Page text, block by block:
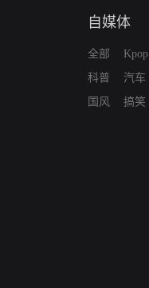
自媒体
全部
科普
国风
Kpop
汽车
搞笑